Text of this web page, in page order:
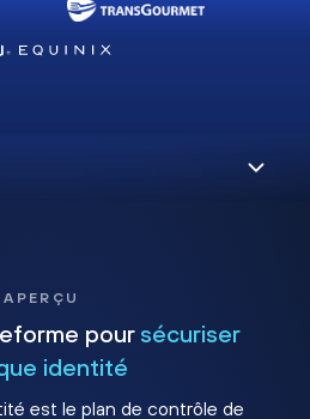
APERÇU
pour sécuriser
identité
est le plan de contrôle de